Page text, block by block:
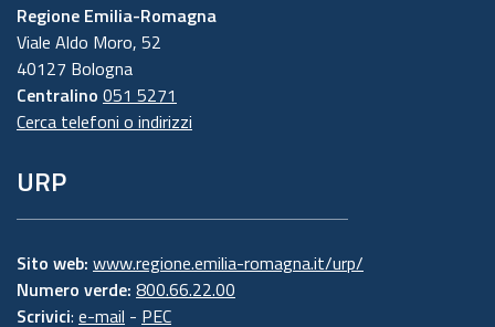
Regione Emilia-Romagna
Viale Aldo Moro, 52
40127 Bologna
Centralino 051 5271
Cerca telefoni o indirizzi
URP
Sito web: www.regione.emilia-romagna.it/urp/
Numero verde: 800.66.22.00
Scrivici: e-mail - PEC